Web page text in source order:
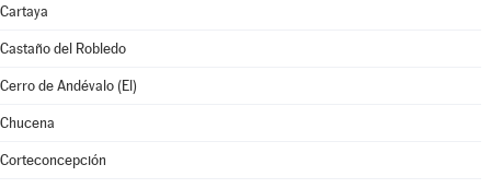
Cartaya
Castaño del Robledo
Cerro de Andévalo (El)
Chucena
Corteconcepción